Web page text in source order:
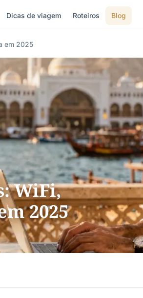
Dicas de viagem Roteiros Blog
em 2025
WiFi,
2025